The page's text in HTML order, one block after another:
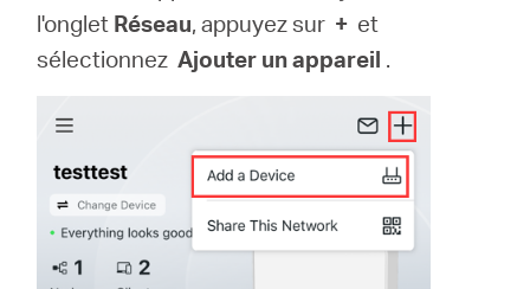
Canada
Français
l'onglet Réseau, appuyez sur + et
sélectionnezAjouter un appareil .